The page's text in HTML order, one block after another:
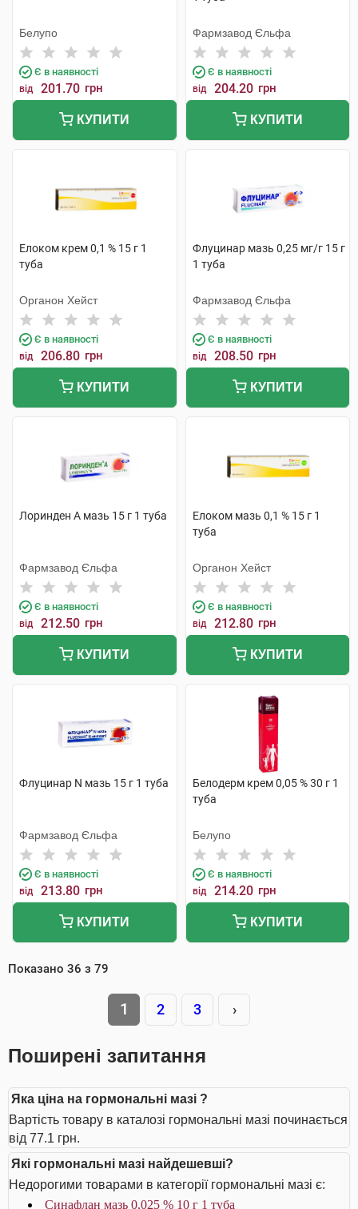
Белупо
Є в наявності
від 201.70 грн
КУПИТИ
Фармзавод Єльфа
Є в наявності
від 204.20 грн
КУПИТИ
Елоком крем 0,1 % 15 г 1
туба
Органон Хейст
Є в наявності
від 206.80 грн
КУПИТИ
Флуцинар мазь 0,25 мг/г 15 г
1 туба
Фармзавод Єльфа
Є в наявності
від 208.50 грн
КУПИТИ
Лоринден А мазь 15 г 1 туба
Фармзавод Єльфа
Є в наявності
від 212.50 грн
КУПИТИ
Елоком мазь 0,1 % 15 г 1
туба
Органон Хейст
Є в наявності
від 212.80 грн
КУПИТИ
Флуцинар N мазь 15 г 1 туба
Фармзавод Єльфа
Є в наявності
від 213.80 грн
КУПИТИ
Белодерм крем 0,05 % 30 г 1
туба
Белупо
Є в наявності
від 214.20 грн
КУПИТИ
Показано 36 з 79
1 2 3 ›
Поширені запитання
Яка ціна на гормональні мазі ?
Вартість товару в каталозі гормональні мазі починається
від 77.1 грн.
Які гормональні мазі найдешевші?
Недорогими товарами в категорії гормональні мазі є:
Синафлан мазь 0,025 % 10 г 1 туба